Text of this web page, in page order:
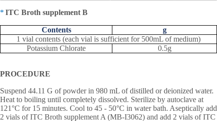
* ITC Broth supplement B
Contents
g
1 vial contents (each vial is sufficient for 500mL of medium)
Potassium Chlorate
0.5g
PROCEDURE
Suspend 44.11 G of powder in 980 mL of distilled or deionized water.
Heat to boiling until completely dissolved. Sterilize by autoclave at
121 °C for 15 minutes. Cool to 45 - 50°C in water bath. Aseptically add
2 vials of ITC Broth supplement A (MB-I3062) and add 2 vials of ITC